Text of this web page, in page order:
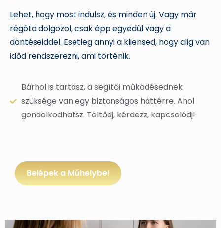
Lehet, hogy most indulsz, és minden új. Vagy már
régóta dolgozol, csak épp egyedül vagy a
döntéseiddel. Esetleg annyi a kliensed, hogy alig van
időd rendszerezni, ami történik.
Bárhol is tartasz, a segítői működésednek
szüksége van egy biztonságos háttérre. Ahol
gondolkodhatsz. Töltődj, kérdezz, kapcsolódj!
Belépek a Műhelybe!